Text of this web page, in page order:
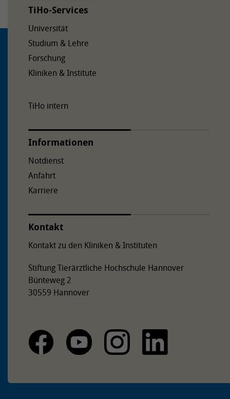
nach links ab. Der TiHo-Tower befindet sich an der Ecke
Bemeroder Straße/Bünteweg. Die Einfahrt zum
Bünteweg 17 befindet sich vom TiHo-Tower aus nach
etwa 600 Metern auf der rechten Straßenseite.
Auf dem Messeschnellweg (A37) Richtung Celle an der
Bünteweg zweigt hinter der Eisenbahnunterführung
nach links ab. Der TiHo-Tower befindet sich an der Ecke
Bemeroder Straße/Bünteweg. Die Einfahrt zum
Bünteweg 17 befindet sich vom TiHo-Tower aus nach
etwa 600 Metern auf der rechten Straßenseite.
TiHo-Services
Universität
Studium & Lehre
Forschung
Kliniken & Institute
TiHo intern
Informationen
Notdienst
Anfahrt
Karriere
Kontakt
Kontakt zu den Kliniken & Instituten
Stiftung Tierärztliche Hochschule Hannover
Bünteweg 2
30559 Hannover